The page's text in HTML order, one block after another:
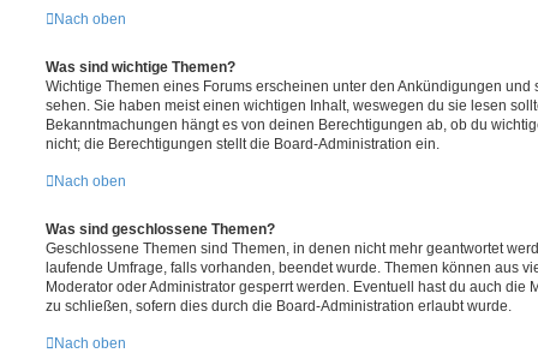
Nach oben
Was sind wichtige Themen?
Wichtige Themen eines Forums erscheinen unter den Ankündigungen und
sehen. Sie haben meist einen wichtigen Inhalt, weswegen du sie lesen
Bekanntmachungen hängt es von deinen Berechtigungen ab, ob du
nicht; die Berechtigungen stellt die Board-Administration ein.
Nach oben
Was sind geschlossene Themen?
Geschlossene Themen sind Themen, in denen nicht mehr geantwortet
laufende Umfrage, falls vorhanden, beendet wurde. Themen können aus
Moderator oder Administrator gesperrt werden. Eventuell hast du auch die
zu schließen, sofern dies durch die Board-Administration erlaubt wurde.
Nach oben